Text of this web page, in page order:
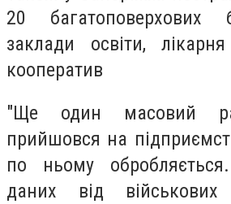
20 багатоповерхових
заклади освіти,
кооператив
"Ще один масовий
прийшовся на
по ньому
даних від військових